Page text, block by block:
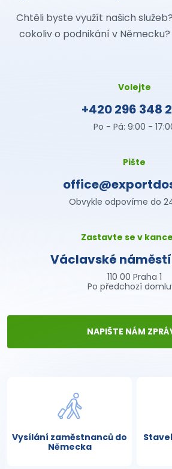
Chtěli byste využít našich
cokoliv o podnikání v
Volejte
+420 296 348
Po - Pá: 9:00 -
Pište
Obvykle odpovíme do
Zastavte se v
Václavské
110 00 Praha 1
Po předchozí
NAPIŠTE NÁM
Vysílání zaměstnanců do
Německa